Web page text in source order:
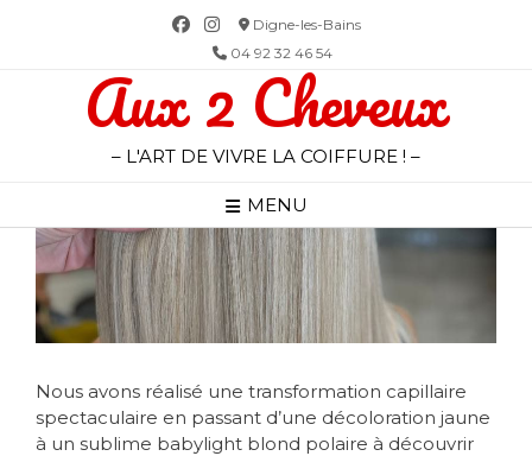
Digne-les-Bains
04 92 32 46 54
Aux 2 Cheveux
– L'ART DE VIVRE LA COIFFURE ! –
MENU
Nous avons réalisé une transformation capillaire
spectaculaire en passant d’une décoloration jaune
à un sublime babylight blond polaire à découvrir